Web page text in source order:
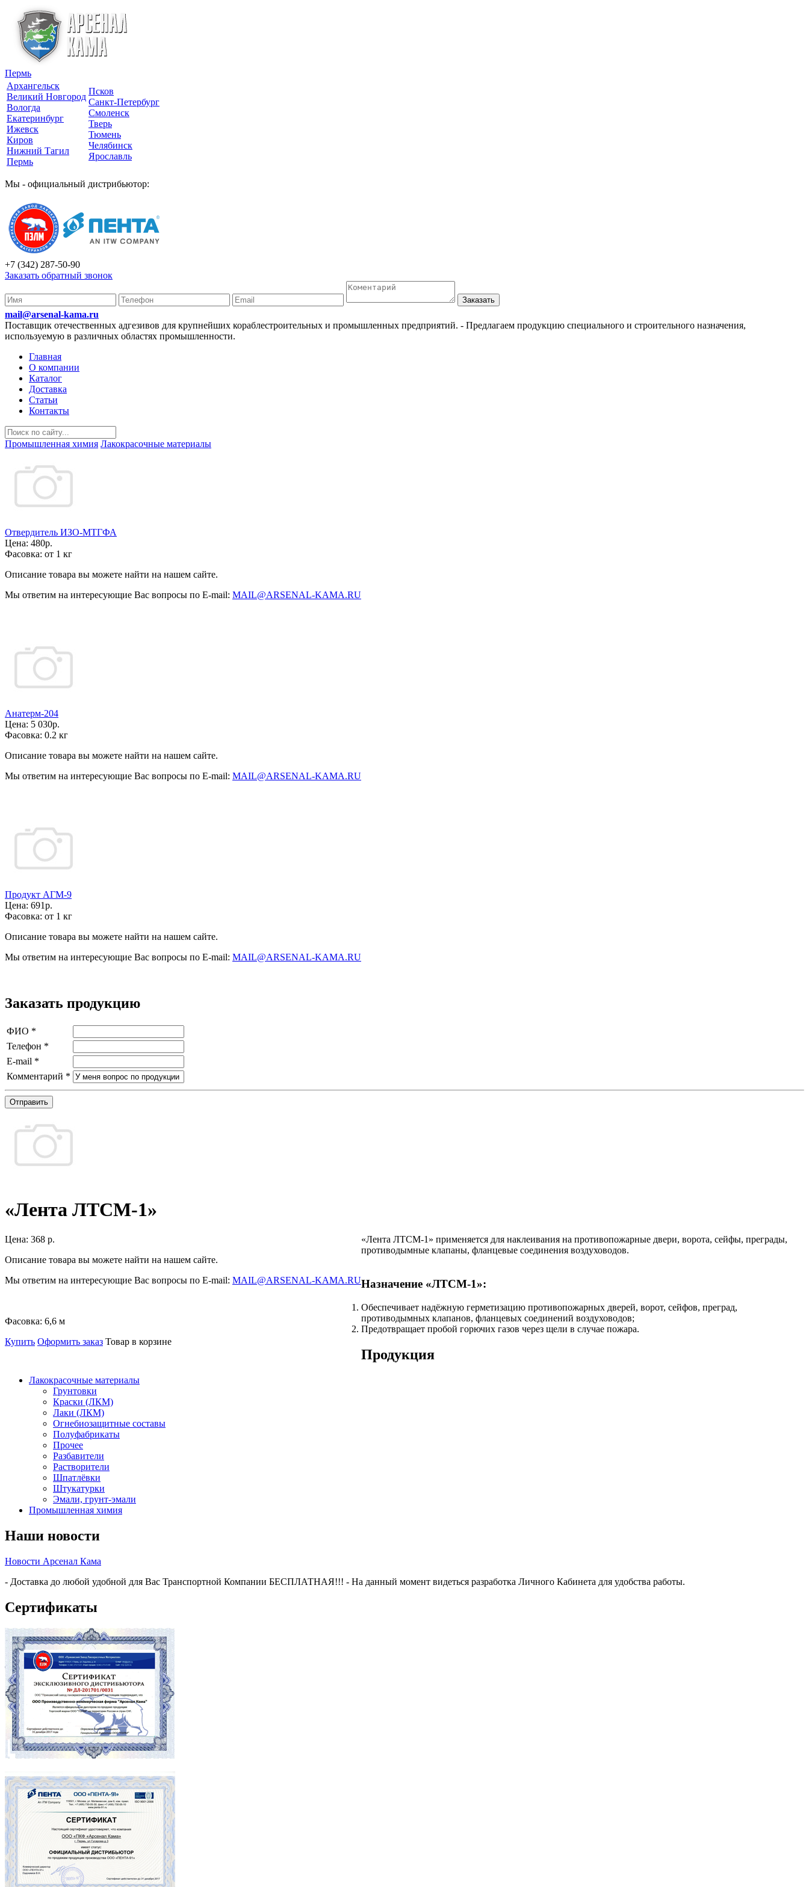
Пермь
Архангельск
Великий Новгород
Вологда
Екатеринбург
Ижевск
Киров
Нижний Тагил
Пермь
Псков
Санкт-Петербург
Смоленск
Тверь
Тюмень
Челябинск
Ярославль
Мы - официальный дистрибьютор:
+7 (342) 287-50-90
Заказать обратный звонок
Заказать
mail@arsenal-kama.ru
Поставщик отечественных адгезивов для крупнейших кораблестроительных и промышленных предприятий. - Предлагаем продукцию специального и строительного назначения,
используемую в различных областях промышленности.
Главная
О компании
Каталог
Доставка
Статьи
Контакты
Промышленная химия Лакокрасочные материалы
Отвердитель ИЗО-МТГФА
Цена: 480р.
Фасовка: от 1 кг
Описание товара вы можете найти на нашем сайте.
Мы ответим на интересующие Вас вопросы по E-mail: MAIL@ARSENAL-KAMA.RU
Анатерм-204
Цена: 5 030р.
Фасовка: 0.2 кг
Описание товара вы можете найти на нашем сайте.
Мы ответим на интересующие Вас вопросы по E-mail: MAIL@ARSENAL-KAMA.RU
Продукт АГМ-9
Цена: 691р.
Фасовка: от 1 кг
Описание товара вы можете найти на нашем сайте.
Мы ответим на интересующие Вас вопросы по E-mail: MAIL@ARSENAL-KAMA.RU
Заказать продукцию
ФИО *
Телефон *
E-mail *
Комментарий *
Отправить
«Лента ЛТСМ-1»
Цена: 368 р.
Описание товара вы можете найти на нашем сайте.
Мы ответим на интересующие Вас вопросы по E-mail: MAIL@ARSENAL-KAMA.RU
Фасовка: 6,6 м
Купить Оформить заказ Товар в корзине
«Лента ЛТСМ-1» применяется для наклеивания на противопожарные двери, ворота, сейфы, преграды,
противодымные клапаны, фланцевые соединения воздуховодов.
Назначение «ЛТСМ-1»:
Обеспечивает надёжную герметизацию противопожарных дверей, ворот, сейфов, преград,
противодымных клапанов, фланцевых соединений воздуховодов;
Предотвращает пробой горючих газов через щели в случае пожара.
Продукция
Лакокрасочные материалы
Грунтовки
Краски (ЛКМ)
Лаки (ЛКМ)
Огнебиозащитные составы
Полуфабрикаты
Прочее
Разбавители
Растворители
Шпатлёвки
Штукатурки
Эмали, грунт-эмали
Промышленная химия
Наши новости
Новости Арсенал Кама
- Доставка до любой удобной для Вас Транспортной Компании БЕСПЛАТНАЯ!!! - На данный момент видеться разработка Личного Кабинета для удобства работы.
Сертификаты